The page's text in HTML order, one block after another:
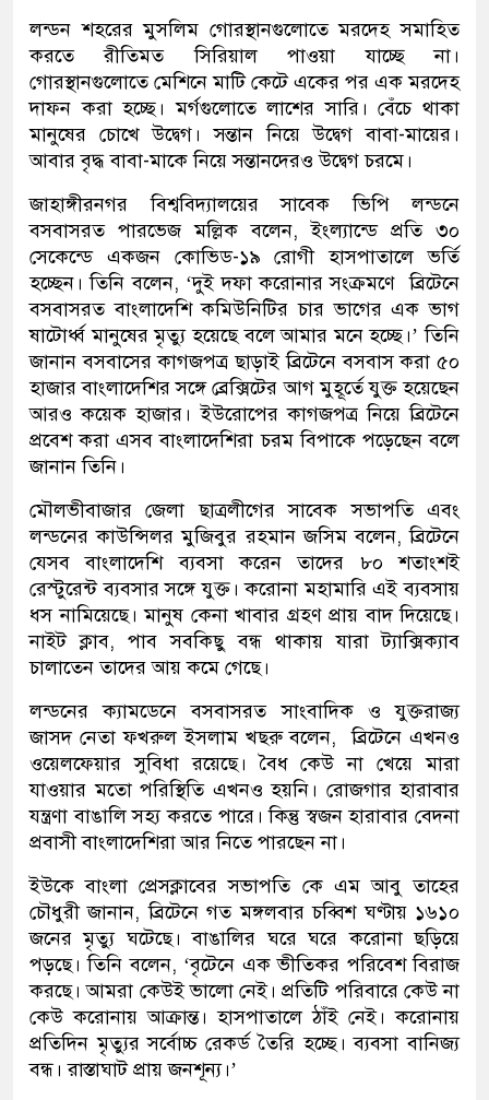
লন্ডন শহ‌রের মুস‌লিম গোরস্থানগুলোতে মর‌দেহ সমা‌হিত
কর‌তে রী‌তিমত সি‌রিয়াল পাওয়া যাচ্ছে না।
গোরস্থা‌নগুলো‌তে মেশিনে মাটি কেটে একের পর এক মরদেহ
দাফন করা হচ্ছে। মর্গগুলোতে লাশের সারি। বেঁচে থাকা
মানুষের চোখে উদ্বেগ। সন্তান নিয়ে উদ্বেগ বাবা-মায়ের।
আবার বৃদ্ধ বাবা-মাকে নিয়ে সন্তানদেরও উদ্বেগ চরমে।
জাহাঙ্গীরনগর বিশ্ব‌বিদ‌্যাল‌য়ের সা‌বেক ভি‌পি লন্ড‌নে
বসবাসরত পার‌ভেজ ম‌ল্লিক ব‌লেন, ইংল্যান্ডে প্রতি ৩০
সেকেন্ডে একজন কোভিড-১৯ রোগী হাসপাতালে ভর্তি
হচ্ছেন। তিনি বলেন, ‘দুই দফা করোনার সংক্রমণে ব্রিটে‌নে
বসবাসরত বাংলা‌দেশি কমিউনিটির চার ভাগের এক ভাগ
ষাটোর্ধ্ব মানুষের মৃত্যু হয়েছে বলে আমার মনে হচ্ছে।’ তিনি
জানান বসবাসের কাগজপত্র ছাড়াই ব্রিটেনে বসবাস করা ৫০
হাজার বাংলাদেশির সঙ্গে ব্রেক্সিটের আগ মুহূর্তে যুক্ত হয়েছেন
আরও কয়েক হাজার। ইউরোপের কাগজপত্র নিয়ে ব্রিটেনে
প্রবেশ করা এসব বাংলাদেশিরা চরম বিপাকে পড়েছেন বলে
জানান তিনি।
মৌ‌লভীবাজার জেলা ছাত্রলী‌গের সা‌বেক সভাপ‌তি এবং
লন্ডনের কাউন্সিলর মুজিবুর রহমান জসিম বলেন, ব্রিটেনে
যেসব বাংলাদেশি ব্যবসা করেন তাদের ৮০ শতাংশই
রেস্টুরেন্ট ব্যবসার সঙ্গে যুক্ত। করোনা মহামারি এই ব্যবসায়
ধস নামিয়েছে। মানুষ কেনা খাবার গ্রহণ প্রায় বাদ দিয়েছে।
নাইট ক্লাব, পাব সবকিছু বন্ধ থাকায় যারা ট্যাক্সিক্যাব
চালাতেন তাদের আয় কমে গেছে।
লন্ড‌নের ক‌্যাম‌ডে‌নে বসবাসরত সাংবাদিক ও যুক্তরাজ‌্য
জাসদ নেতা ফখরুল ইসলাম খছরু ব‌লেন, ব্রিটেনে এখনও
ওয়েলফেয়ার সুবিধা রয়েছে। বৈধ কেউ না খেয়ে মারা
যাওয়ার মতো পরিস্থিতি এখনও হয়নি। রোজগার হারাবার
যন্ত্রণা বাঙালি সহ‌্য কর‌তে পা‌রে। কিন্তু স্বজন হারাবার বেদনা
প্রবাসী বাংলাদেশিরা আর নিতে পারছেন না।
ইউ‌কে বাংলা প্রেসক্লা‌বের সভাপ‌তি কে এম আবু তা‌হের
চৌধুরী জানান, ব্রিটেনে গত মঙ্গলবার চব্বিশ ঘণ্টায় ১৬১০
জনের মৃত্যু ঘ‌টে‌ছে। বাঙালির ঘ‌রে ঘ‌রে করোনা ছড়িয়ে
পড়ছে। তিনি বলেন, ‘বৃটেনে এক ভীতিকর পরিবেশ বিরাজ
করছে। আমরা কেউই ভালো নেই। প্রতিটি পরিবারে কেউ না
কেউ করোনায় আক্রান্ত। হাসপাতালে ঠাঁই নেই। করোনায়
প্রতিদিন মৃত্যুর সর্বোচ্চ রেকর্ড তৈরি হচ্ছে। ব্যবসা বানিজ্য
বন্ধ। রাস্তাঘাট প্রায় জনশূন্য।’